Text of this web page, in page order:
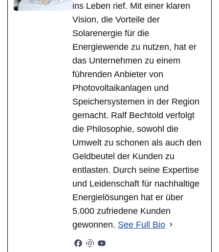
ins Leben rief. Mit einer klaren
Vision, die Vorteile der
Solarenergie für die
Energiewende zu nutzen, hat er
das Unternehmen zu einem
führenden Anbieter von
Photovoltaikanlagen und
Speichersystemen in der Region
gemacht. Ralf Bechtold verfolgt
die Philosophie, sowohl die
Umwelt zu schonen als auch den
Geldbeutel der Kunden zu
entlasten. Durch seine Expertise
und Leidenschaft für nachhaltige
Energielösungen hat er über
5.000 zufriedene Kunden
gewonnen. See Full Bio